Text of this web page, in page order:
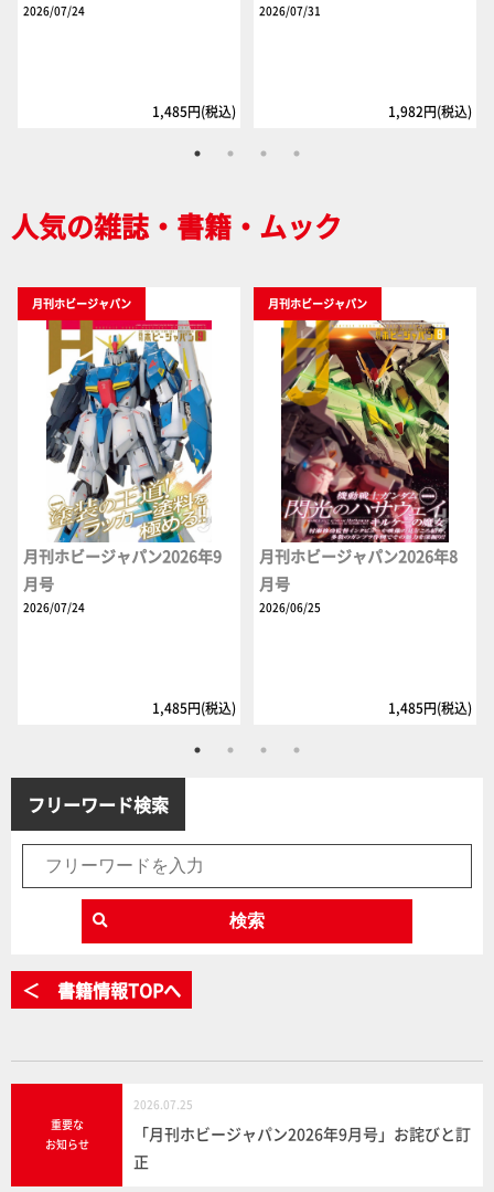
2026/07/24
1,485円(税込)
2026/07/31
1,982円(税込)
人気の雑誌・書籍・ムック
月刊ホビージャパン
月刊ホビージャパン2026年9
月号
2026/07/24
1,485円(税込)
月刊ホビージャパン
月刊ホビージャパン2026年8
月号
2026/06/25
1,485円(税込)
フリーワード検索
検索
＜ 書籍情報TOPへ
重要な
お知らせ
2026.07.25
「月刊ホビージャパン2026年9月号」お詫びと訂
正